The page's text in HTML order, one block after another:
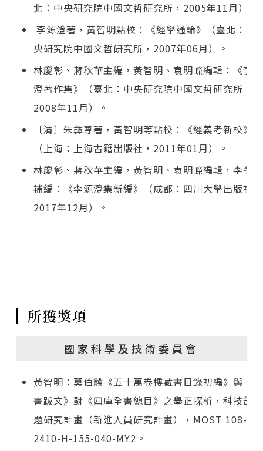
北：中央研究院中國文哲研究所，2005年11月）。
李源澄著，黃智明點校：《經學通論》（臺北：中
央研究院中國文哲研究所，2007年06月）。
林慶彰、蔣秋華主編，黃智明、袁明嶸編輯：《李源
澄著作集》（臺北：中央研究院中國文哲研究所，
2008年11月）。
〔清〕朱彝尊著，黃智明等點校：《經義考新校》
（上海：上海古籍出版社，2011年01月）。
林慶彰、蔣秋華主編，黃智明、袁明嶸編輯，李冬梅
補編：《李源澄集新編》（成都：四川大學出版社，
2017年12月）。
所獲獎項
國家科學及技術委員會
黃智明：莫伯驥《五十萬卷樓藏書目錄初編》與《群
書跋文》對《四庫全書總目》之舉正探析，科技部專
題研究計畫（新進人員研究計畫），MOST 108-
2410-H-155-040-MY2。